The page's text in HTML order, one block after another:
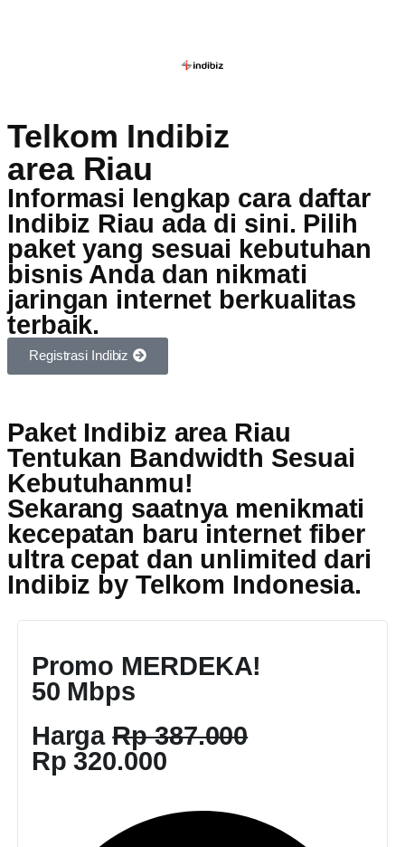
Telkom Indibiz
area Riau
Informasi lengkap cara daftar
Indibiz Riau ada di sini. Pilih
paket yang sesuai kebutuhan
bisnis Anda dan nikmati
jaringan internet berkualitas
terbaik.
Registrasi Indibiz
Paket Indibiz area Riau
Tentukan Bandwidth Sesuai
Kebutuhanmu!
Sekarang saatnya menikmati
kecepatan baru internet fiber
ultra cepat dan unlimited dari
Indibiz by Telkom Indonesia.
Promo MERDEKA!
50 Mbps
HargaRp 387.000
Rp 320.000